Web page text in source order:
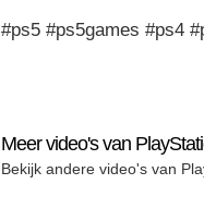
#ps5 #ps5games #ps4
Meer video's van
Bekijk andere video's van